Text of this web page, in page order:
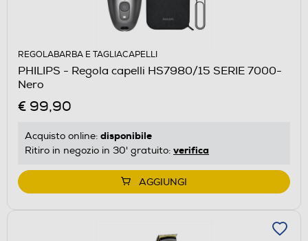
REGOLABARBA E TAGLIACAPELLI
PHILIPS - Regola capelli HS7980/15 SERIE 7000-
Nero
€ 99,90
Acquisto online: disponibile
Ritiro in negozio in 30' gratuito: verifica
AGGIUNGI